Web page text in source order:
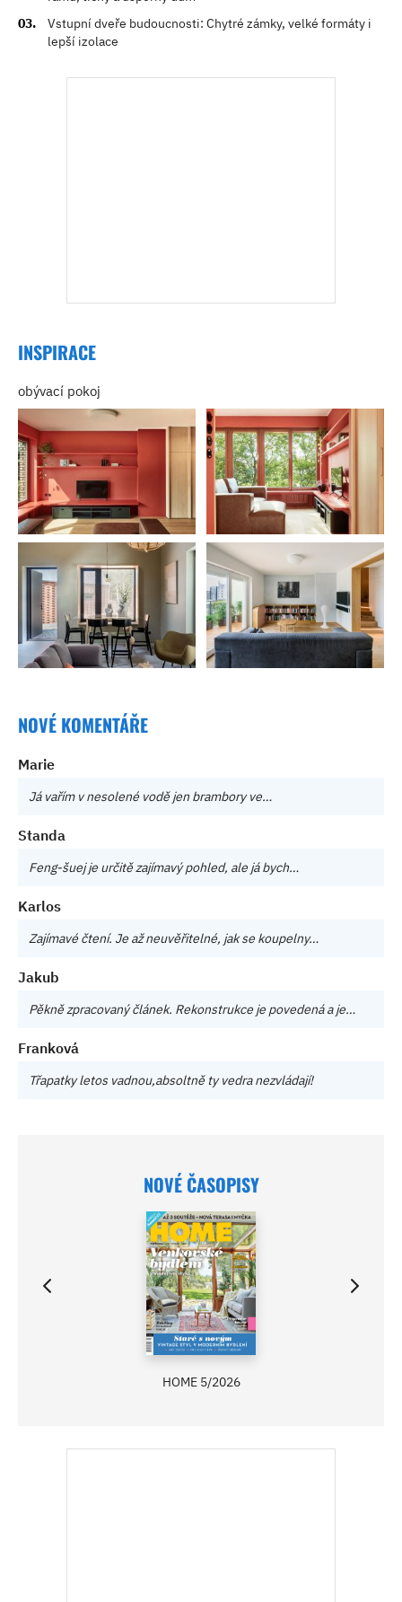
Vstupní dveře budoucnosti: Chytré zámky, velké formáty i
lepší izolace
INSPIRACE
obývací pokoj
NOVÉ KOMENTÁŘE
Marie
Já vařím v nesolené vodě jen brambory ve…
Standa
Feng-šuej je určitě zajímavý pohled, ale já bych…
Karlos
Zajímavé čtení. Je až neuvěřitelné, jak se koupelny…
Jakub
Pěkně zpracovaný článek. Rekonstrukce je povedená a je…
Franková
Třapatky letos vadnou,absoltně ty vedra nezvládají!
NOVÉ ČASOPISY
HOME 5/2026